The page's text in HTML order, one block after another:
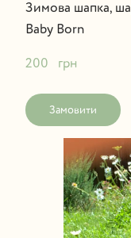
Зимова шапка,
Baby Born
200   грн
Замовити